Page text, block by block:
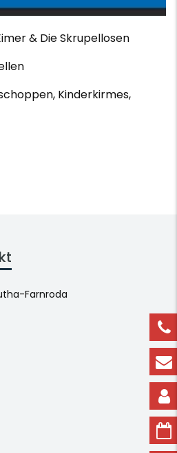
& Die Skrupellosen
Kinderkirmes,
Farnroda